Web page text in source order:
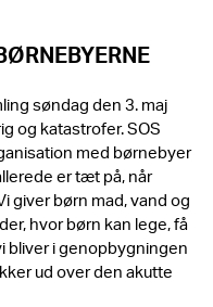
søndag den 3. maj
og katastrofer. SOS
med børnebyer
er tæt på, når
giver børn mad, vand og
hvor børn kan lege, få
bliver i genopbygningen
ud over den akutte